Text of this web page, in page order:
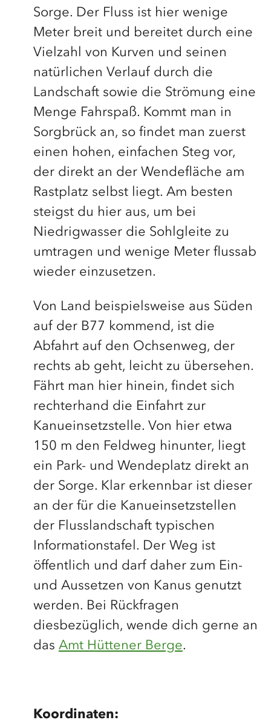
Sorge. Der Fluss ist hier wenige
Meter breit und bereitet durch eine
Vielzahl von Kurven und seinen
natürlichen Verlauf durch die
Landschaft sowie die Strömung eine
Menge Fahrspaß. Kommt man in
Sorgbrück an, so findet man zuerst
einen hohen, einfachen Steg vor,
der direkt an der Wendefläche am
Rastplatz selbst liegt. Am besten
steigst du hier aus, um bei
Niedrigwasser die Sohlgleite zu
umtragen und wenige Meter flussab
wieder einzusetzen.
Von Land beispielsweise aus Süden
auf der B77 kommend, ist die
Abfahrt auf den Ochsenweg, der
rechts ab geht, leicht zu übersehen.
Fährt man hier hinein, findet sich
rechterhand die Einfahrt zur
Kanueinsetzstelle. Von hier etwa
150 m den Feldweg hinunter, liegt
ein Park- und Wendeplatz direkt an
der Sorge. Klar erkennbar ist dieser
an der für die Kanueinsetzstellen
der Flusslandschaft typischen
Informationstafel. Der Weg ist
öffentlich und darf daher zum Ein-
und Aussetzen von Kanus genutzt
werden. Bei Rückfragen
diesbezüglich, wende dich gerne an
das Amt Hüttener Berge.
Koordinaten: